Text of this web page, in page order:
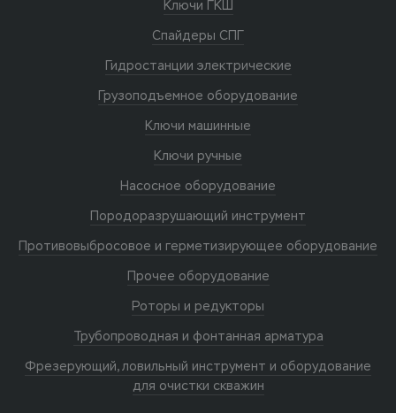
Ключи ГКШ
Спайдеры СПГ
Гидростанции электрические
Грузоподъемное оборудование
Ключи машинные
Ключи ручные
Насосное оборудование
Породоразрушающий инструмент
Противовыбросовое и герметизирующее оборудование
Прочее оборудование
Роторы и редукторы
Трубопроводная и фонтанная арматура
Фрезерующий, ловильный инструмент и оборудование
для очистки скважин